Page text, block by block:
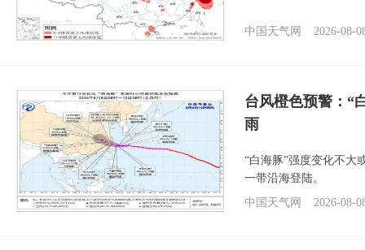
中国天气网 2026-08-
台风橙色预警：“
雨
“白海豚”强度变化不大
一带沿海登陆。
中国天气网
2026-08-